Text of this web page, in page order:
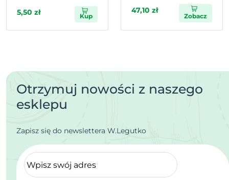
5,50 zł Kup
47,10 zł
Zobacz
Otrzymuj nowości z naszego
esklepu
Zapisz się do newslettera W.Legutko